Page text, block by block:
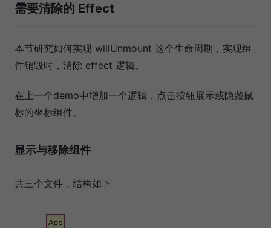
需要清除的 Effect
本节研究如何实现 willUnmount 这个生命周期，实现组
件销毁时，清除 effect 逻辑。
在上一个demo中增加一个逻辑，点击按钮展示或隐藏鼠
标的坐标组件。
显示与移除组件
共三个文件，结构如下